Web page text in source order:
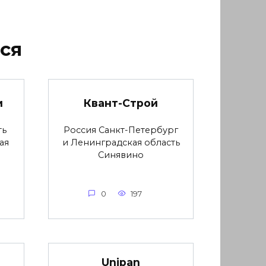
Квант-Строй
Россия Санкт-Петербург
и Ленинградская область
Синявино
0 197
Unipan